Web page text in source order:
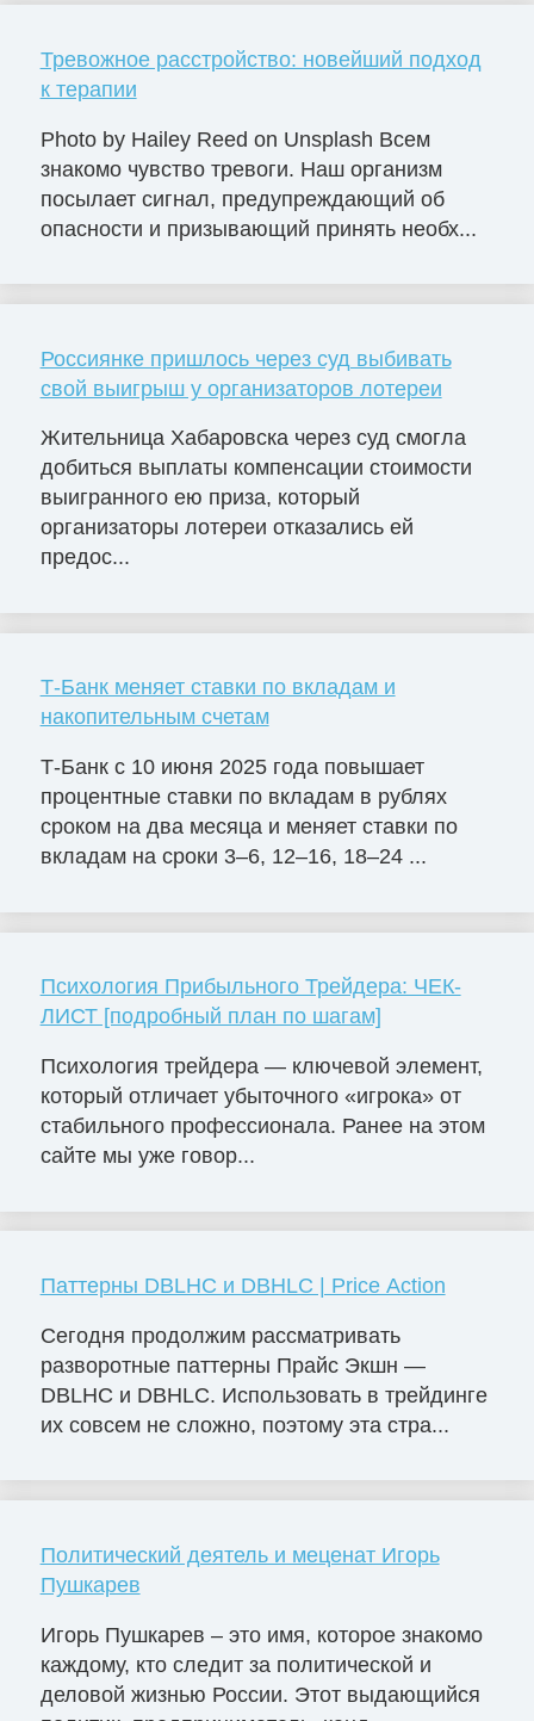
Тревожное расстройство: новейший подход
к терапии
Photo by Hailey Reed on Unsplash Всем
знакомо чувство тревоги. Наш организм
посылает сигнал, предупреждающий об
опасности и призывающий принять необх...
Россиянке пришлось через суд выбивать
свой выигрыш у организаторов лотереи
Жительница Хабаровска через суд смогла
добиться выплаты компенсации стоимости
выигранного ею приза, который
организаторы лотереи отказались ей
предос...
Т-Банк меняет ставки по вкладам и
накопительным счетам
Т-Банк с 10 июня 2025 года повышает
процентные ставки по вкладам в рублях
сроком на два месяца и меняет ставки по
вкладам на сроки 3–6, 12–16, 18–24 ...
Психология Прибыльного Трейдера: ЧЕК-
ЛИСТ [подробный план по шагам]
Психология трейдера — ключевой элемент,
который отличает убыточного «игрока» от
стабильного профессионала. Ранее на этом
сайте мы уже говор...
Паттерны DBLHC и DBHLC | Price Action
Сегодня продолжим рассматривать
разворотные паттерны Прайс Экшн —
DBLHC и DBHLC. Использовать в трейдинге
их совсем не сложно, поэтому эта стра...
Политический деятель и меценат Игорь
Пушкарев
Игорь Пушкарев – это имя, которое знакомо
каждому, кто следит за политической и
деловой жизнью России. Этот выдающийся